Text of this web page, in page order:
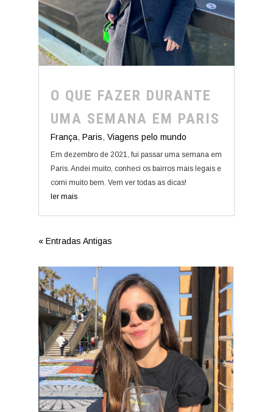
O QUE FAZER DURANTE
UMA SEMANA EM PARIS
França, Paris, Viagens pelo mundo
Em dezembro de 2021, fui passar uma semana em
Paris. Andei muito, conheci os bairros mais legais e
comi muito bem. Vem ver todas as dicas!
ler mais
« Entradas Antigas